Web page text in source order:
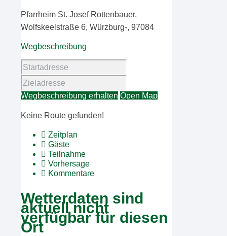
Pfarrheim St. Josef Rottenbauer,
Wolfskeelstraße 6, Würzburg-, 97084
Wegbeschreibung
Wegbeschreibung erhalten Open Map
Keine Route gefunden!
Zeitplan
Gäste
Teilnahme
Vorhersage
Kommentare
Wetterdaten sind
aktuell nicht
verfügbar für diesen
Ort